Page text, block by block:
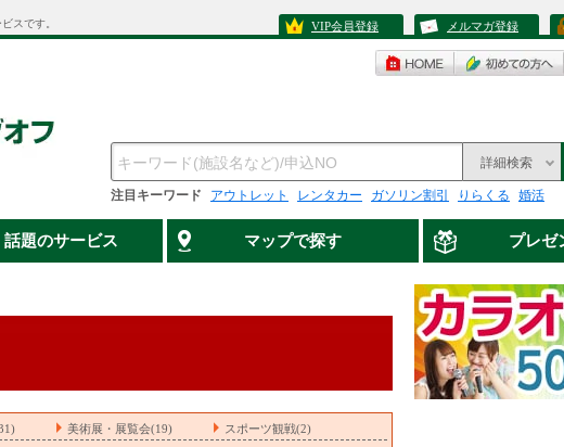
スです。 VIP会員登録 メルマガ登録
詳細検索
注目キーワード アウトレット レンタカー ガソリン割引 りらくる 婚活
話題のサービス マップで探す プレゼ
美術展・展覧会(19)
スポーツ観戦(2)